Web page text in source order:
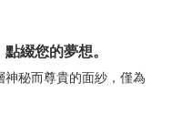
綴您的夢想。
秘而尊貴的面紗，僅為